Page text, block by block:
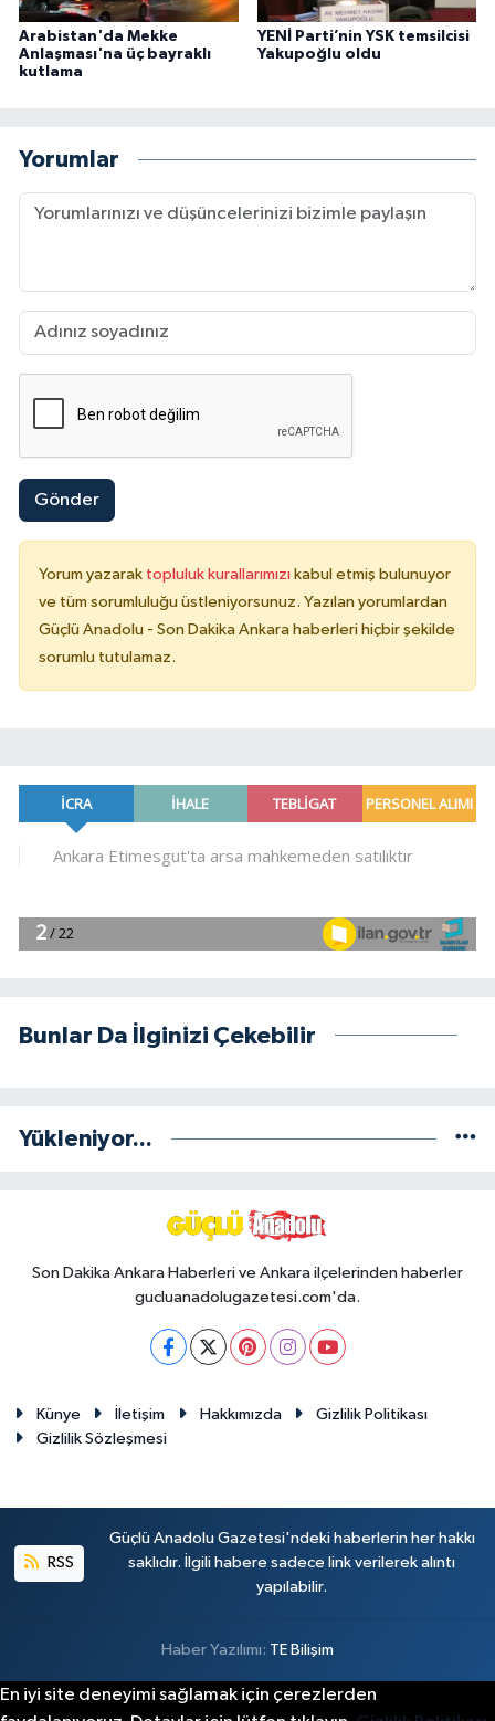
Arabistan'da Mekke
Anlaşması'na üç bayraklı
kutlama
YENİ Parti’nin YSK temsilcisi
Yakupoğlu oldu
Yorumlar
Gönder
Yorum yazarak topluluk kurallarımızı kabul etmiş bulunuyor
ve tüm sorumluluğu üstleniyorsunuz. Yazılan yorumlardan
Güçlü Anadolu - Son Dakika Ankara haberleri hiçbir şekilde
sorumlu tutulamaz.
Bunlar Da İlginizi Çekebilir
Yükleniyor...
Son Dakika Ankara Haberleri ve Ankara ilçelerinden haberler
gucluanadolugazetesi.com'da.
Künye İletişim Hakkımızda
Gizlilik Politikası
Gizlilik Sözleşmesi
RSS
Güçlü Anadolu Gazetesi'ndeki haberlerin her hakkı
saklıdır. İlgili habere sadece link verilerek alıntı
yapılabilir.
Haber Yazılımı: TE Bilişim
En iyi site deneyimi sağlamak için çerezlerden